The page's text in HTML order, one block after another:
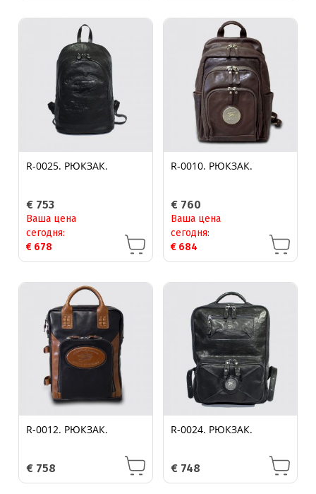
R-0025. РЮКЗАК.
€ 753
Ваша цена
сегодня:
€ 678
R-0010. РЮКЗАК.
€ 760
Ваша цена
сегодня:
€ 684
R-0012. РЮКЗАК.
€ 758
R-0024. РЮКЗАК.
€ 748